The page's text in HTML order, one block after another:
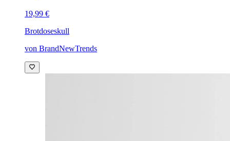
19,99 €
Brotdoseskull
von BrandNewTrends